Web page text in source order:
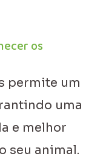
os
permite um
uma
e melhor
seu animal.